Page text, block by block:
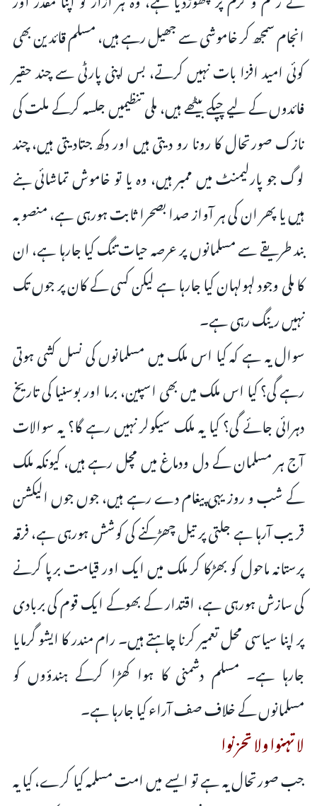
انجام سمجھ کر خاموشی سے جھیل رہے ہیں، مسلم قائدین بھی
کوئی امید افزا بات نہیں کرتے، بس اپنی پارٹی سے چند حقیر
فائدوں کے لیے چپکے بیٹھے ہیں، ملی تنظیمیں جلسہ کرکے ملت کی
نازک صورتحال کا رونا رو دیتی ہیں اور دکھ جتادیتی ہیں، چند
لوگ جو پارلیمنٹ میں ممبر ہیں، وہ یا تو خاموش تماشائی بنے
ہیں یا پھر ان کی ہر آواز صدا بصحرا ثابت ہورہی ہے، منصوبہ
بند طریقے سے مسلمانوں پر عرصہ حیات تنگ کیا جارہا ہے، ان
کا ملی وجود لہولہان کیا جارہا ہے لیکن کسی کے کان پر جوں تک
نہیں رینگ رہی ہے۔
سوال یہ ہے کہ کیا اس ملک میں مسلمانوں کی نسل کشی ہوتی
رہے گی؟ کیا اس ملک میں بھی اسپین، برما اور بوسنیا کی تاریخ
دہرائی جائے گی؟ کیا یہ ملک سیکولر نہیں رہے گا؟ یہ سوالات
آج ہر مسلمان کے دل ودماغ میں مچل رہے ہیں، کیونکہ ملک
کے شب و روز یہی پیغام دے رہے ہیں، جوں جوں الیکشن
قریب آرہا ہے جلتی پر تیل چھڑکنے کی کوشش ہورہی ہے، فرقہ
پرستانہ ماحول کو بھڑکا کر ملک میں ایک اور قیامت برپا کرنے
کی سازش ہورہی ہے، اقتدار کے بھوکے ایک قوم کی بربادی
پر اپنا سیاسی محل تعمیر کرنا چاہتے ہیں۔ رام مندر کا ایشو گرمایا
جارہا ہے۔ مسلم دشمنی کا ہوا کھڑا کرکے ہندؤوں کو
مسلمانوں کے خلاف صف آراء کیا جارہا ہے۔
لا تہنوا ولا‌ تحزنوا
جب صورتحال یہ ہے تو ایسے میں امت مسلمہ کیا کرے، کیا یہ